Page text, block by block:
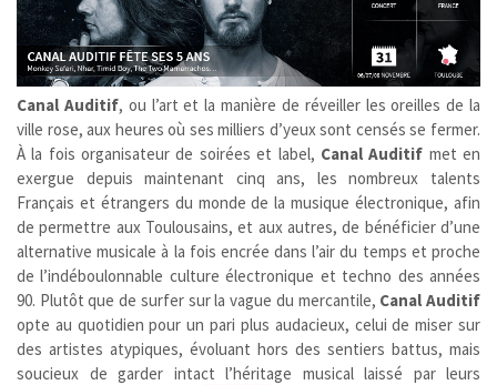
Canal Auditif, ou l’art et la manière de réveiller les oreilles de la
ville rose, aux heures où ses milliers d’yeux sont censés se fermer.
À la fois organisateur de soirées et label, Canal Auditif met en
exergue depuis maintenant cinq ans, les nombreux talents
Français et étrangers du monde de la musique électronique, afin
de permettre aux Toulousains, et aux autres, de bénéficier d’une
alternative musicale à la fois encrée dans l’air du temps et proche
de l’indéboulonnable culture électronique et techno des années
90. Plutôt que de surfer sur la vague du mercantile, Canal Auditif
opte au quotidien pour un pari plus audacieux, celui de miser sur
des artistes atypiques, évoluant hors des sentiers battus, mais
soucieux de garder intact l’héritage musical laissé par leurs